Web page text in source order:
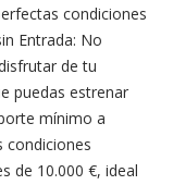
condiciones
Entrada: No
de tu
puedas estrenar
mínimo a
condiciones
de 10.000 €, ideal